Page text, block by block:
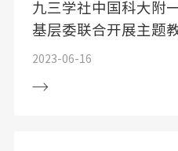
九三学社中国科大附
基层委联合开展主题
2023-06-16